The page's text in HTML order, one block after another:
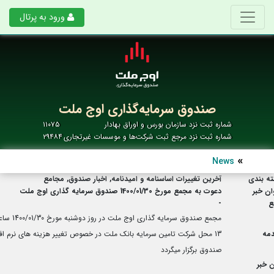
ورود به پرتال
صندوق سرمایه‌گذاری اوج ملت
شماره ثبت نزد سازمان بورس و اوراق بهادار
۱۱۰۷۵
شماره ثبت نزد مرجع ثبت شرکت‌ها و موسسات غیرتجاری۲۹۴۸۴
News
بندی
آخرین تغییرات اساسنامه و امیدنامه, اخبار صندوق, مجامع
خبر
دعوت به مجمع مورخ 1400/01/30 صندوق سرمایه گذاری اوج ملت
-
مجمع صندوق سرمایه گذاری
13 محل شرکت تامین سرمایه بانک ملت در خصوص تغییر هزینه های نرم
صندوق برگزار میگردد
خبر